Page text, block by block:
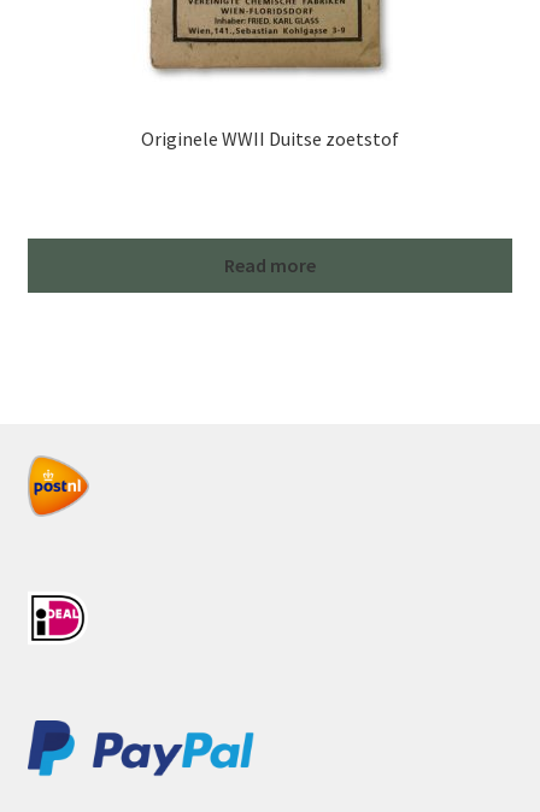
Originele WWII Duitse zoetstof
Read more